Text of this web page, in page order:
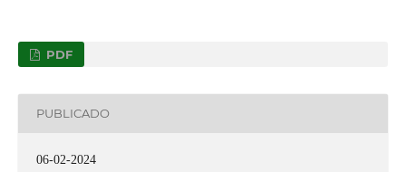
PDF
PUBLICADO
06-02-2024